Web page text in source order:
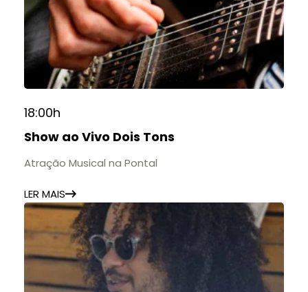
18:00h
Show ao Vivo Dois Tons
Atração Musical na Pontal
LER MAIS